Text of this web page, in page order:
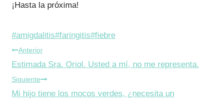
¡Hasta la próxima!
Etiquetas
de
la
entrada:
#amigdalitis#faringitis#fiebre
Navegación
de
entradas
Anterior
Estimada Sra. Oriol. Usted a mí, no me representa.
Siguiente
Mi hijo tiene los mocos verdes, ¿necesita un